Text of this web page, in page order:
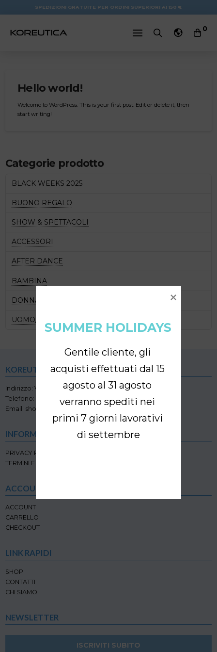
SPEDIZIONI GRATUITE PER ORDINI SUPERIORI AI 150 €
0
Hello world!
Welcome to WordPress. This is your first post. Edit or delete it, then
start writing!
Categorie prodotto
BLACK WEEKS 2025
BUONO REGALO
SHOW & SPETTACOLI
ACCESSORI
AFTER DANCE
BAMBINA
DONNA
UOMO/BAMBINO
KOREUTICA
Indirizzo: Via Andorno, 22 - 10153 TORINO
Telefono: +39.3454279733
Email: shop@koreutica.com
INFORMATIVE
PRIVACY POLICY
TERMINI E CONDIZIONI
ACCOUNT
ACCOUNT
CARRELLO
CHECKOUT
LINK RAPIDI
SHOP
CONTATTI
CHI SIAMO
NEWSLETTER
ISCRIVITI SUBITO
SUMMER HOLIDAYS
Gentile cliente, gli
acquisti effettuati dal 15
agosto al 31 agosto
verranno spediti nei
primi 7 giorni lavorativi
di settembre